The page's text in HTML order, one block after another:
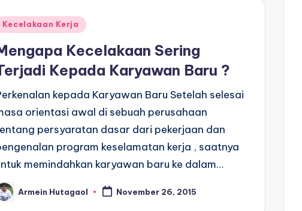
Kecelakaan Kerja
Kecelakaan Sering
Kepada Karyawan Baru ?
kepada Karyawan Baru Setelah selesai
orientasi awal di sebuah perusahaan
persyaratan dasar dari pekerjaan dan
program keselamatan kerja , saatnya
memindahkan karyawan baru ke dalam…
Armein Hutagaol November 26, 2015